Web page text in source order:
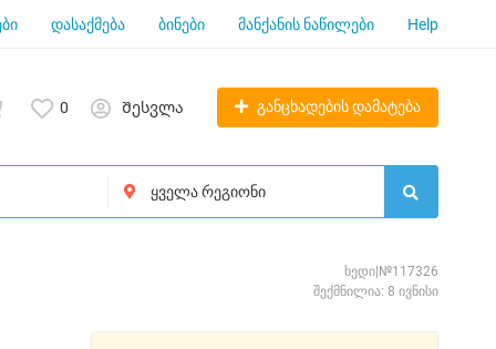
დასაქმება ბინები მანქანის ნაწილები Help
0 Შესვლა განცხადების დამატება
ხედი|№117326
შექმნილია: 8 ივნისი